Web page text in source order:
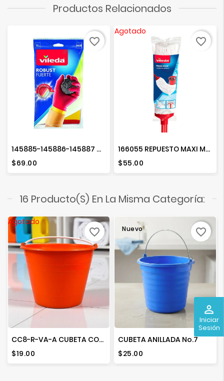
perm_identity
Iniciar
Sesión
Productos Relacionados
145885-145886-145887 GUANTE FUERTE SURTIDO
Precio
$69.00
favorite_border
Agotado
166055 REPUESTO MAXI MOP ALGODON 138416
Precio
$55.00
favorite_border
16 Producto(s) En La Misma Categoría:
Agotado
CC8-R-VA-A CUBETA CONICA NO. 8
Precio
$19.00
favorite_border Nuevo
CUBETA ANILLADA No.7
Precio
$25.00
favorite_border